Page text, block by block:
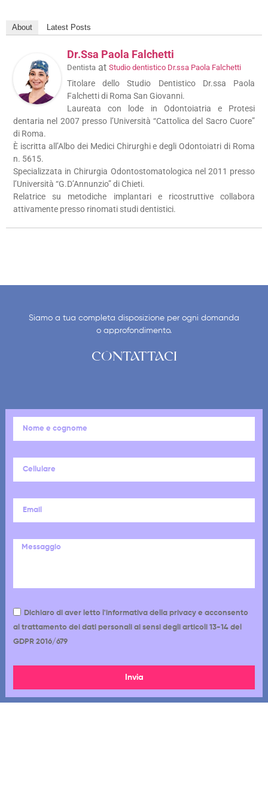
About Latest Posts
Dr.ssa Paola Falchetti
Dentista at Studio dentistico Dr.ssa Paola Falchetti
Titolare dello Studio Dentistico Dr.ssa Paola
Falchetti di Roma San Giovanni.
Laureata con lode in Odontoiatria e Protesi
dentaria nel 2007 presso l’Università “Cattolica del Sacro Cuore”
di Roma.
È iscritta all’Albo dei Medici Chirurghi e degli Odontoiatri di Roma
n. 5615.
Specializzata in Chirurgia Odontostomatologica nel 2011 presso
l’Università “G.D’Annunzio” di Chieti.
Relatrice su metodiche implantari e ricostruttive collabora
attivamente presso rinomati studi dentistici.
Siamo a tua completa disposizione per ogni domanda
o approfondimento.
CONTATTACI
Dichiaro di aver letto l'informativa della privacy e acconsento
al trattamento dei dati personali ai sensi degli articoli 13-14 del
GDPR 2016/679
Invia